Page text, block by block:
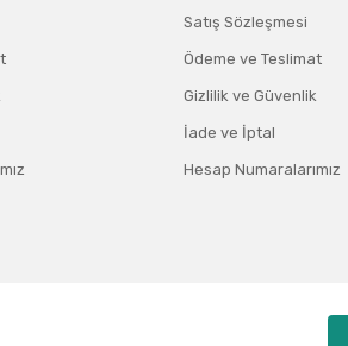
Satış Sözleşmesi
Ödeme ve Teslimat
Gizlilik ve Güvenlik
İade ve İptal
Hesap Numaralarımız